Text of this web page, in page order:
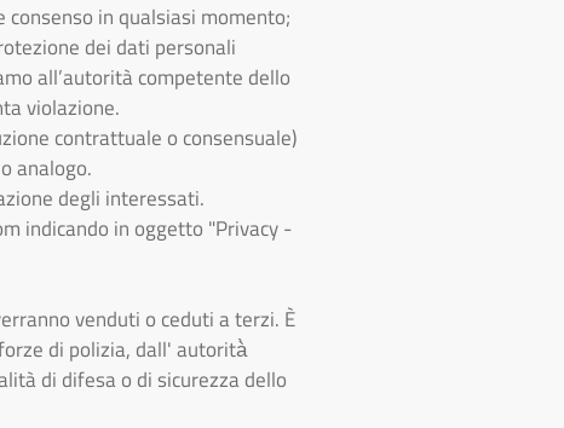
in qualsiasi momento;
dei dati personali
all’autorità competente dello
violazione.
contrattuale o consensuale)
analogo.
degli interessati.
indicando in oggetto "Privacy -
venduti o ceduti a terzi. È
di polizia, dall' autorità̀
di difesa o di sicurezza dello